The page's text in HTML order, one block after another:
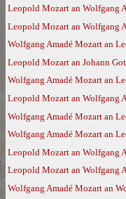
Leopold Mozart an Wolfgang
Leopold Mozart an Wolfgang
Wolfgang Amadé Mozart an
Leopold Mozart an Johann
Wolfgang Amadé Mozart an
Leopold Mozart an Wolfgang
Wolfgang Amadé Mozart an
Wolfgang Amadé Mozart an
Leopold Mozart an Wolfgang
Leopold Mozart an Wolfgang
Wolfgang Amadé Mozart an